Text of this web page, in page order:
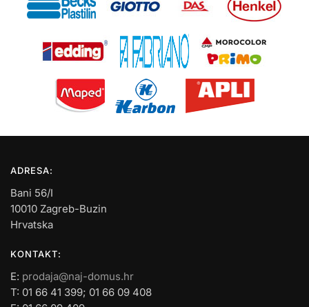
ADRESA:
Bani 56/I
10010 Zagreb-Buzin
Hrvatska
KONTAKT:
E: prodaja@naj-domus.hr
T: 01 66 41 399; 01 66 09 408